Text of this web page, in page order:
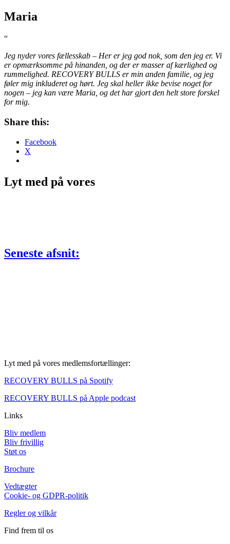
Maria
“
Jeg nyder vores fællesskab – Her er jeg god nok, som den jeg er. Vi
er opmærksomme på hinanden, og der er masser af kærlighed og
rummelighed. RECOVERY BULLS er min anden familie, og jeg
føler mig inkluderet og hørt. Jeg skal heller ikke bevise noget for
nogen – jeg kan være Maria, og det har gjort den helt store forskel
for mig.
Share this:
Facebook
X
Lyt med på vores
Seneste afsnit:
Lyt med på vores medlemsfortællinger:
RECOVERY BULLS på Spotify
RECOVERY BULLS på Apple podcast
Links
Bliv medlem
Bliv frivillig
Støt os
Brochure
Vedtægter
Cookie- og GDPR-politik
Regler og vilkår
Find frem til os